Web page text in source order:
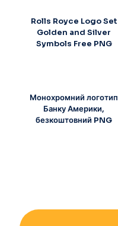
Rolls Royce Logo Set
Golden and Silver
Symbols Free PNG
Монохромний логотип
Банку Америки,
безкоштовний PNG